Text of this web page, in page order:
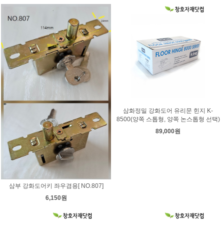
삼부 강화도어키 좌우겸용[ NO.807]
6,150원
삼화정밀 강화도어 유리문 힌지 K-
8500(양쪽 스톱형, 양쪽 논스톱형 선택)
89,000원